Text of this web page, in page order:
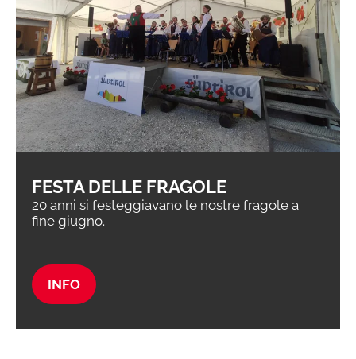
FESTA DELLE FRAGOLE
20 anni si festeggiavano le nostre fragole a
fine giugno.
INFO